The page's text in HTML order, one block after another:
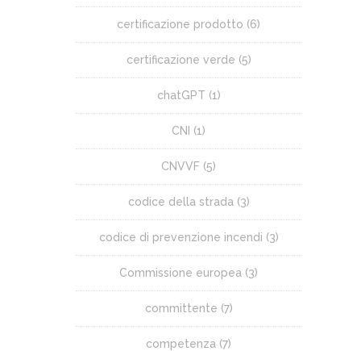
certificazione prodotto (6)
certificazione verde (5)
chatGPT (1)
CNI (1)
CNVVF (5)
codice della strada (3)
codice di prevenzione incendi (3)
Commissione europea (3)
committente (7)
competenza (7)